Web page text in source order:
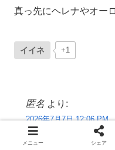
真っ先にヘレナやオー
イイネ +1
匿名 より:
2026年7月7日 12:06 PM
なるほど、確かに耐
メニュー シェア